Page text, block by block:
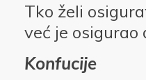
Tko želi
već je osigurao
Konfucije